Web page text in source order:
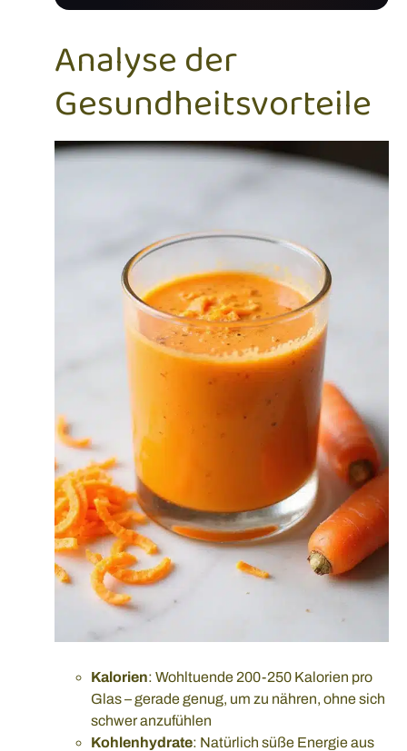
Analyse der
Gesundheitsvorteile
Kalorien: Wohltuende 200-250 Kalorien pro
Glas – gerade genug, um zu nähren, ohne sich
schwer anzufühlen
Kohlenhydrate: Natürlich süße Energie aus